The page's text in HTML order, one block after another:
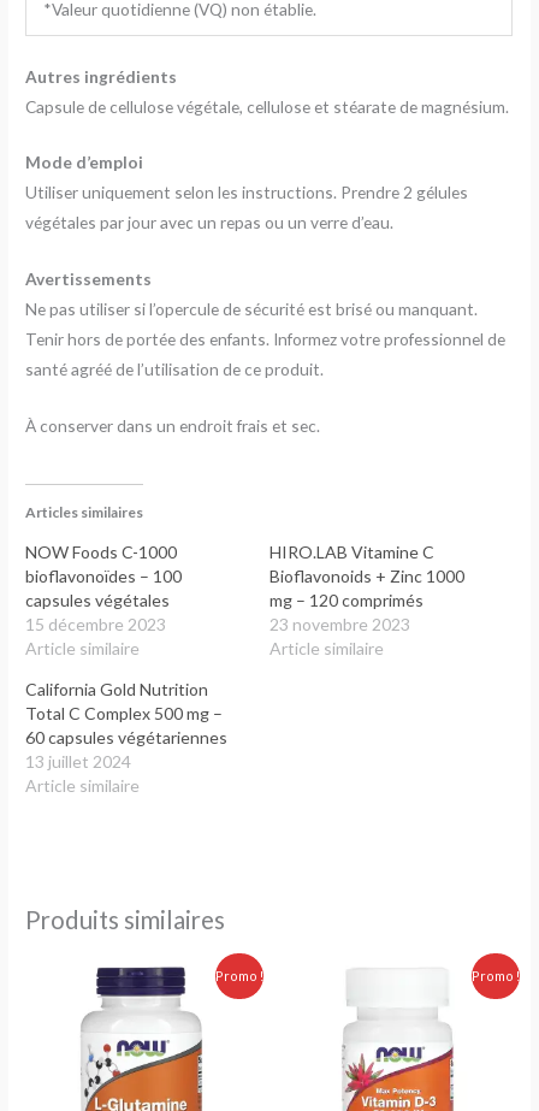
*Valeur quotidienne (VQ) non établie.
Autres ingrédients
Capsule de cellulose végétale, cellulose et stéarate de magnésium.
Mode d’emploi
Utiliser uniquement selon les instructions. Prendre 2 gélules
végétales par jour avec un repas ou un verre d’eau.
Avertissements
Ne pas utiliser si l’opercule de sécurité est brisé ou manquant.
Tenir hors de portée des enfants. Informez votre professionnel de
santé agréé de l’utilisation de ce produit.
À conserver dans un endroit frais et sec.
Articles similaires
NOW Foods C-1000
bioflavonoïdes – 100
capsules végétales
15 décembre 2023
Article similaire
HIRO.LAB Vitamine C
Bioflavonoids + Zinc 1000
mg – 120 comprimés
23 novembre 2023
Article similaire
California Gold Nutrition
Total C Complex 500 mg –
60 capsules végétariennes
13 juillet 2024
Article similaire
Produits similaires
Promo !
Le
prix
initial
était :
270.00 Dhs.
Le
prix
actuel
est :
240.00 Dhs.
Promo !
Le
initial
était :
300.00 Dhs.
actuel
est :
279.00 Dhs.